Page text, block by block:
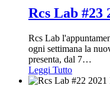
Rcs Lab #23
Rcs Lab
ogni settimana la
presenta, dal 7…
Leggi Tutto